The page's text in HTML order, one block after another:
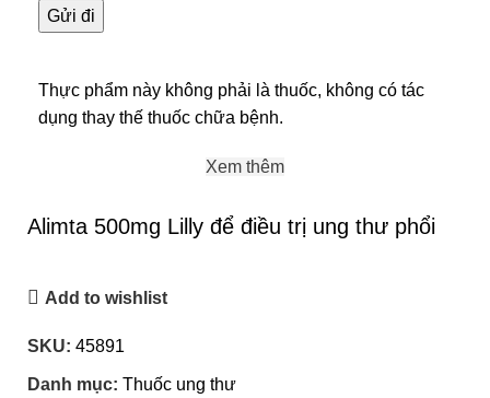
Thực phẩm này không phải là thuốc, không có tác
dụng thay thế thuốc chữa bệnh.
Xem thêm
Alimta 500mg Lilly để điều trị ung thư phổi
Add to wishlist
SKU: 45891
Danh mục: Thuốc ung thư